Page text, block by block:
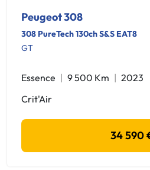
Peugeot 308
308 PureTech 130ch S&S EAT8
GT
Essence 9 500 Km
2023
Crit'Air
34 590